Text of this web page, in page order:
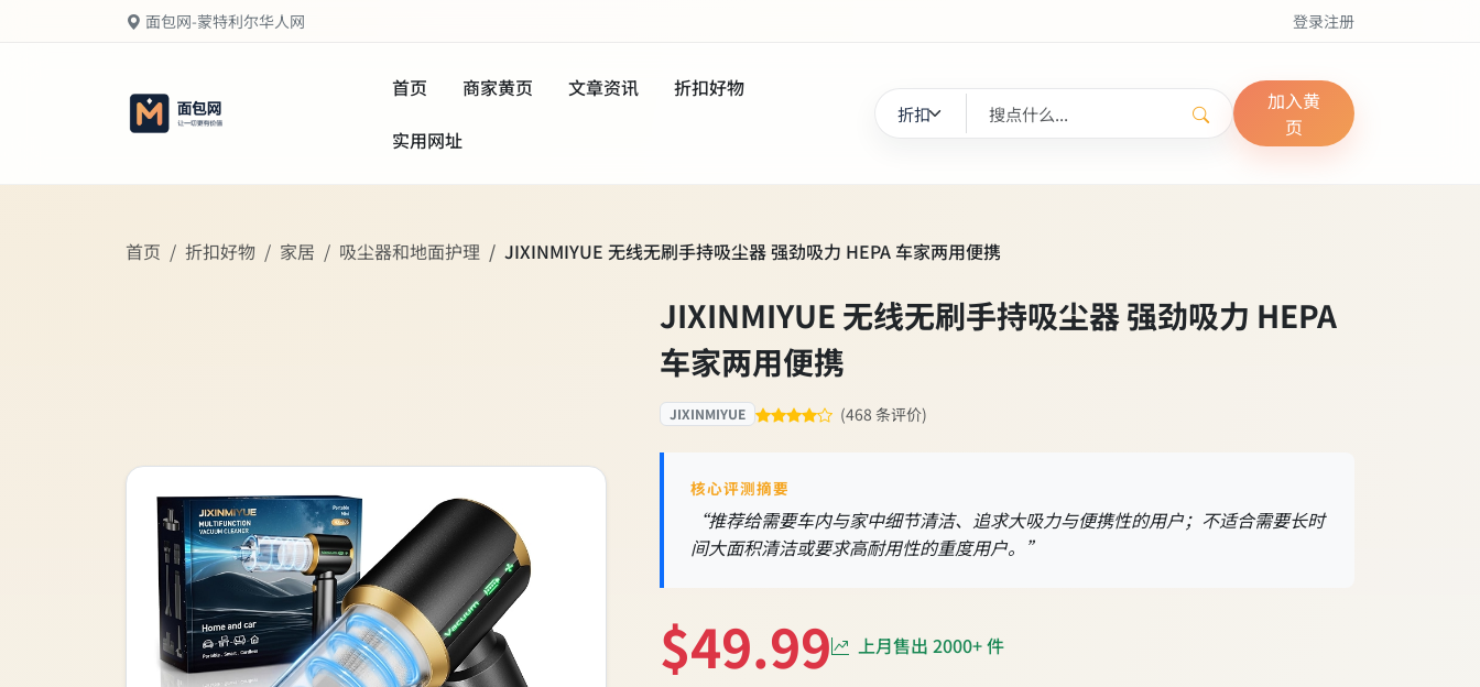
面包网-蒙特利尔华人网 登录注册
首页 商家黄页 文章资讯 折扣好物
实用网址
加入黄
页
首页 折扣好物 家居 吸尘器和地面护理 JIXINMIYUE 无线无刷手持吸尘器 强劲吸力 HEPA 车家两用便携
JIXINMIYUE 无线无刷手持吸尘器 强劲吸力 HEPA
车家两用便携
JIXINMIYUE (468 条评价)
核心评测摘要
“推荐给需要车内与家中细节清洁、追求大吸力与便携性的用户；不适合需要长时
间大面积清洁或要求高耐用性的重度用户。”
$49.99 上月售出 2000+ 件